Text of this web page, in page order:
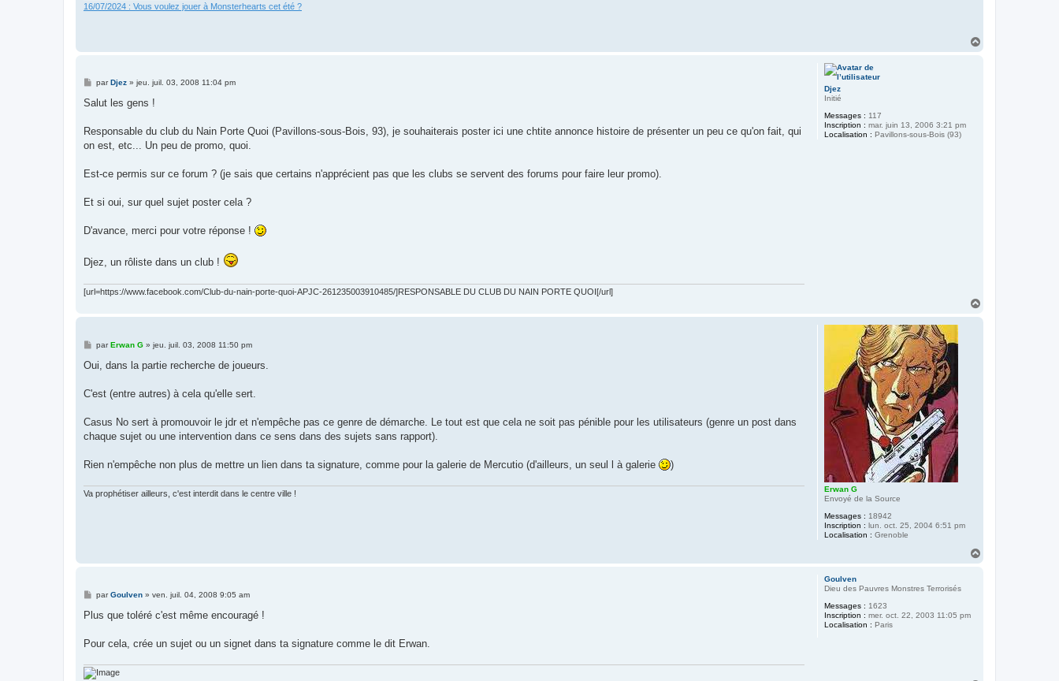
16/07/2024 : Vous voulez jouer à Monsterhearts cet été ?
Djez
Initié
Messages : 117
Inscription : mar. juin 13, 2006 3:21 pm
Localisation : Pavillons-sous-Bois (93)
M
s
g
par Djez» jeu. juil. 03, 2008 11:04 pm
Salut les gens !
Responsable du club du Nain Porte Quoi (Pavillons-sous-Bois, 93), je souhaiterais poster ici une chtite annonce histoire de présenter un peu ce qu'on fait, qui
on est, etc... Un peu de promo, quoi.
Est-ce permis sur ce forum ? (je sais que certains n'apprécient pas que les clubs se servent des forums pour faire leur promo).
Et si oui, sur quel sujet poster cela ?
D'avance, merci pour votre réponse !
Djez, un rôliste dans un club !
[url=https://www.facebook.com/Club-du-nain-porte-quoi-APJC-261235003910485/]RESPONSABLE DU CLUB DU NAIN PORTE QUOI[/url]
Erwan G
Envoyé de la Source
Messages : 18942
Inscription : lun. oct. 25, 2004 6:51 pm
Localisation : Grenoble
M
s
g
parErwan G» jeu. juil. 03, 2008 11:50 pm
Oui, dans la partie recherche de joueurs.
C'est (entre autres) à cela qu'elle sert.
Casus No sert à promouvoir le jdr et n'empêche pas ce genre de démarche. Le tout est que cela ne soit pas pénible pour les utilisateurs (genre un post dans
chaque sujet ou une intervention dans ce sens dans des sujets sans rapport).
Rien n'empêche non plus de mettre un lien dans ta signature, comme pour la galerie de Mercutio (d'ailleurs, un seul l à galerie )
Va prophétiser ailleurs, c'est interdit dans le centre ville !
Goulven
Dieu des Pauvres Monstres Terrorisés
Messages : 1623
Inscription : mer. oct. 22, 2003 11:05 pm
Localisation : Paris
M
s
g
parGoulven» ven. juil. 04, 2008 9:05 am
Plus que toléré c'est même encouragé !
Pour cela, crée un sujet ou un signet dans ta signature comme le dit Erwan.